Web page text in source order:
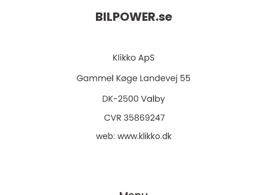
BILPOWER.se
web: www.klikko.dk